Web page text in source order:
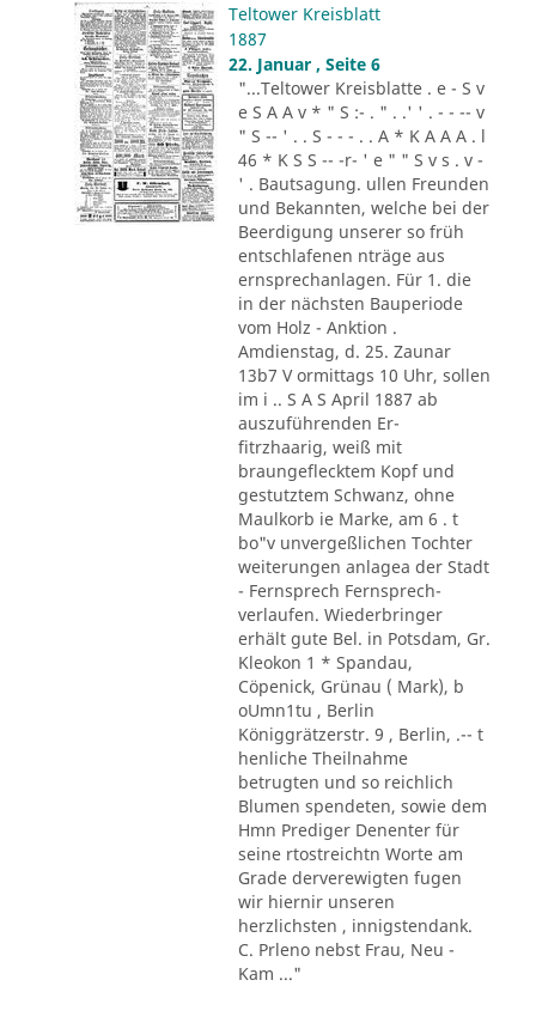
Teltower Kreisblatt
1887
22. Januar , Seite 6
"...Teltower Kreisblatte . e - S v
e S A A v * " S :- . " . .' ' . - - -- v
" S -- ' . . S - - - . . A * K A A A . l
46 * K S S -- -r- ' e " " S v s . v -
' . Bautsagung. ullen Freunden
und Bekannten, welche bei der
Beerdigung unserer so früh
entschlafenen nträge aus
ernsprechanlagen. Für 1. die
in der nächsten Bauperiode
vom Holz - Anktion .
Amdienstag, d. 25. Zaunar
13b7 V ormittags 10 Uhr, sollen
im i .. S A S April 1887 ab
auszuführenden Er-
fitrzhaarig, weiß mit
braungeflecktem Kopf und
gestutztem Schwanz, ohne
Maulkorb ie Marke, am 6 . t
bo"v unvergeßlichen Tochter
weiterungen anlagea der Stadt
- Fernsprech Fernsprech-
verlaufen. Wiederbringer
erhält gute Bel. in Potsdam, Gr.
Kleokon 1 * Spandau,
Cöpenick, Grünau ( Mark), b
oUmn1tu , Berlin
Königgrätzerstr. 9 , Berlin, .-- t
henliche Theilnahme
betrugten und so reichlich
Blumen spendeten, sowie dem
Hmn Prediger Denenter für
seine rtostreichtn Worte am
Grade derverewigten fugen
wir hiernir unseren
herzlichsten , innigstendank.
C. Prleno nebst Frau, Neu -
Kam ..."